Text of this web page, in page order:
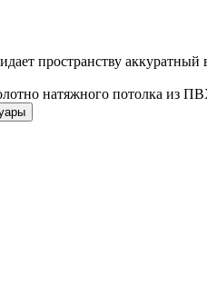
пространству аккуратный
натяжного потолка из